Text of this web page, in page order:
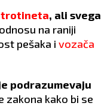
, ali svega
na raniji
pešaka i vozača
podrazumevaju
zakona kako bi se